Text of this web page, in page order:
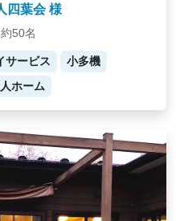
四葉会 様
50名
サービス
小多機
ホーム